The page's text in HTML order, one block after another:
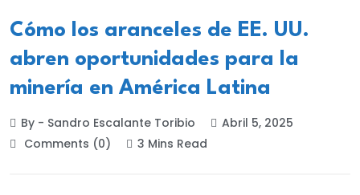
Cómo los aranceles de EE. UU.
abren oportunidades para la
minería en América Latina
By - Sandro Escalante Toribio
Abril 5, 2025
Comments (0)
3 Mins Read